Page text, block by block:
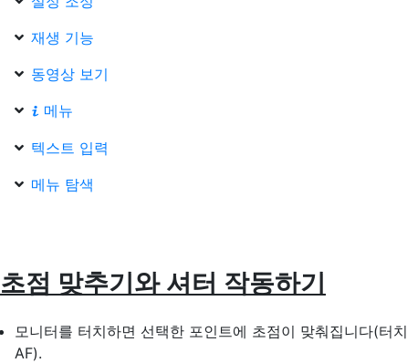
재생 기능
동영상 보기
i 메뉴
텍스트 입력
메뉴 탐색
초점 맞추기와 셔터 작동하기
모니터를 터치하면 선택한 포인트에 초점이 맞춰집니다(터치
AF).